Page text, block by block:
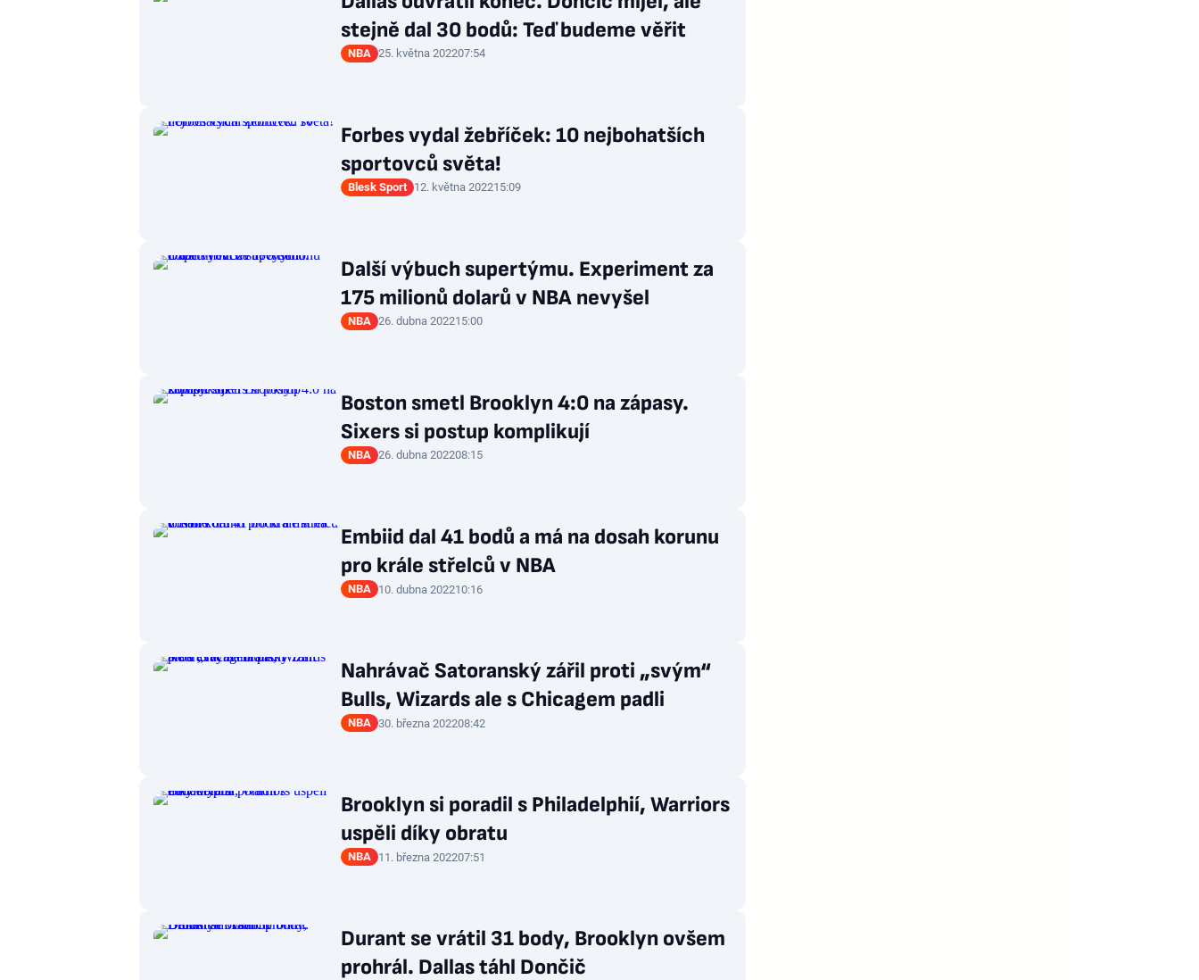
stejně dal 30 bodů: Teď budeme věřit
NBA 25. května 202207:54
Forbes vydal žebříček: 10 nejbohatších
sportovců světa!
Blesk Sport 12. května 202215:09
Další výbuch supertýmu. Experiment za
175 milionů dolarů v NBA nevyšel
NBA 26. dubna 202215:00
Boston smetl Brooklyn 4:0 na zápasy.
Sixers si postup komplikují
NBA 26. dubna 202208:15
Embiid dal 41 bodů a má na dosah korunu
pro krále střelců v NBA
NBA 10. dubna 202210:16
Nahrávač Satoranský zářil proti „svým“
Bulls, Wizards ale s Chicagem padli
NBA 30. března 202208:42
Brooklyn si poradil s Philadelphií, Warriors
uspěli díky obratu
NBA 11. března 202207:51
Durant se vrátil 31 body, Brooklyn ovšem
prohrál. Dallas táhl Dončič